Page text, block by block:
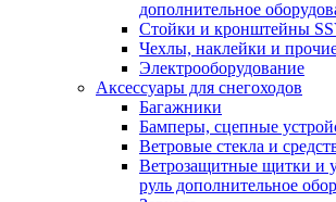
дополнительное
Стойки и кронштейны
Чехлы, наклейки и
Электрооборудование
Аксессуары для снегоходов
Багажники
Бамперы, сцепные
Ветровые стекла и
Ветрозащитные щитки и
руль дополнительное